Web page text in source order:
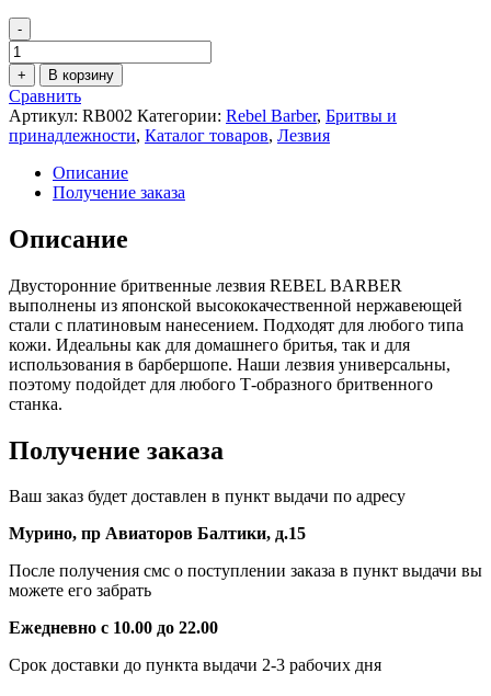
-
Количество
товара
Классические
сменные
лезвия
REBEL
BARBER
Double
Blade
100
+ В корзину
Сравнить
Артикул: RB002 Категории: Rebel Barber, Бритвы и
принадлежности, Каталог товаров, Лезвия
Описание
Получение заказа
Описание
Двусторонние бритвенные лезвия REBEL BARBER
выполнены из японской высококачественной нержавеющей
стали с платиновым нанесением. Подходят для любого типа
кожи. Идеальны как для домашнего бритья, так и для
использования в барбершопе. Наши лезвия универсальны,
поэтому подойдет для любого Т-образного бритвенного
станка.
Получение заказа
Ваш заказ будет доставлен в пункт выдачи по адресу
Мурино, пр Авиаторов Балтики, д.15
После получения смс о поступлении заказа в пункт выдачи вы
можете его забрать
Ежедневно с 10.00 до 22.00
Срок доставки до пункта выдачи 2-3 рабочих дня